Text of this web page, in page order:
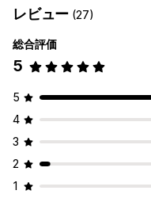
レビュー (27)
総合評価
5
5
4
3
2
1